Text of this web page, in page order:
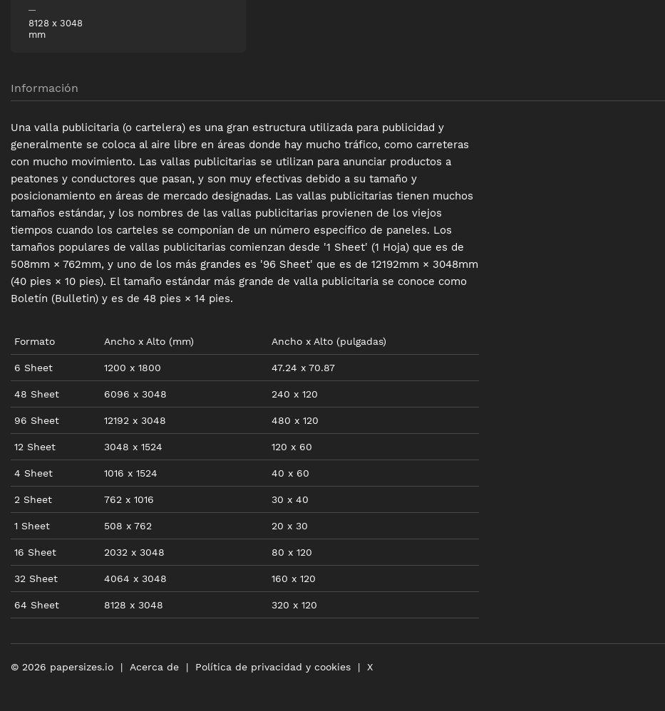
8128 x 3048
mm
Información
Una valla publicitaria (o cartelera) es una gran estructura utilizada para publicidad y
generalmente se coloca al aire libre en áreas donde hay mucho tráfico, como carreteras
con mucho movimiento. Las vallas publicitarias se utilizan para anunciar productos a
peatones y conductores que pasan, y son muy efectivas debido a su tamaño y
posicionamiento en áreas de mercado designadas. Las vallas publicitarias tienen muchos
tamaños estándar, y los nombres de las vallas publicitarias provienen de los viejos
tiempos cuando los carteles se componían de un número específico de paneles. Los
tamaños populares de vallas publicitarias comienzan desde '1 Sheet' (1 Hoja) que es de
508mm × 762mm, y uno de los más grandes es '96 Sheet' que es de 12192mm × 3048mm
(40 pies × 10 pies). El tamaño estándar más grande de valla publicitaria se conoce como
Boletín (Bulletin) y es de 48 pies × 14 pies.
Formato Ancho x Alto (mm) Ancho x Alto (pulgadas)
6 Sheet 1200 x 1800 47.24 x 70.87
48 Sheet 6096 x 3048 240 x 120
96 Sheet 12192 x 3048 480 x 120
12 Sheet 3048 x 1524 120 x 60
4 Sheet 1016 x 1524 40 x 60
2 Sheet 762 x 1016 30 x 40
1 Sheet 508 x 762 20 x 30
16 Sheet 2032 x 3048 80 x 120
32 Sheet 4064 x 3048 160 x 120
64 Sheet 8128 x 3048 320 x 120
© 2026 papersizes.io Acerca de Política de privacidad y cookies X